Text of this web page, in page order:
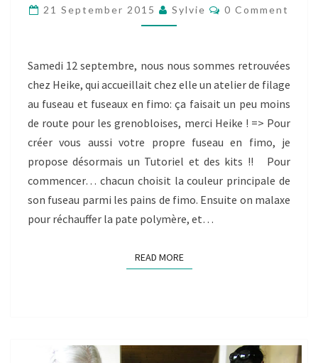
FUSEAUX
EN
ET
INITIATION
AU
FILAGE
21 September 2015 Sylvie Comments
0 Comment
Samedi 12 septembre, nous nous sommes retrouvées
chez Heike, qui accueillait chez elle un atelier de filage
au fuseau et fuseaux en fimo: ça faisait un peu moins
de route pour les grenobloises, merci Heike ! => Pour
créer vous aussi votre propre fuseau en fimo, je
propose désormais un Tutoriel et des kits !! Pour
commencer… chacun choisit la couleur principale de
son fuseau parmi les pains de fimo. Ensuite on malaxe
pour réchauffer la pate polymère, et…
READ MOREREAD MORE